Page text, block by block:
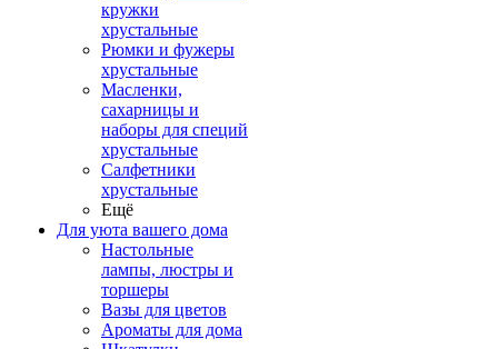
кружки
хрустальные
Рюмки и фужеры
хрустальные
Масленки,
сахарницы и
наборы для специй
хрустальные
Салфетники
хрустальные
Ещё
Для уюта вашего дома
Настольные
лампы, люстры и
торшеры
Вазы для цветов
Ароматы для дома